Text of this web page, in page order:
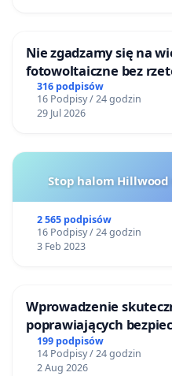
Nie zgadzamy się na
fotowoltaiczne bez
mieszkańców
316 podpisów
16 Podpisy / 24 godzin
29 Jul 2026
Stop halom
2 565 podpisów
16 Podpisy / 24 godzin
3 Feb 2023
Wprowadzenie
poprawiających
Żeromskiego w Otwocku
199 podpisów
14 Podpisy / 24 godzin
2 Aug 2026